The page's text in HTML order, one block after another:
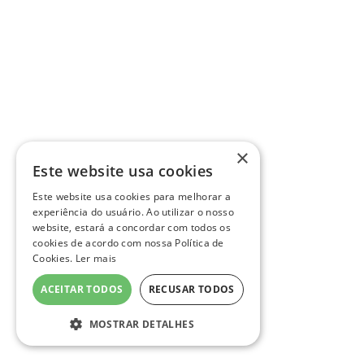
×
Este website usa cookies
Este website usa cookies para melhorar a
experiência do usuário. Ao utilizar o nosso
website, estará a concordar com todos os
cookies de acordo com nossa Política de
Cookies. Ler mais
ACEITAR TODOS RECUSAR TODOS
MOSTRAR DETALHES